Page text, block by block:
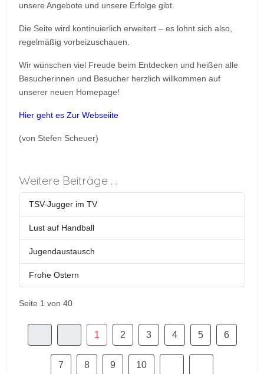
unsere Angebote und unsere Erfolge gibt.
Die Seite wird kontinuierlich erweitert – es lohnt sich also,
regelmäßig vorbeizuschauen.
Wir wünschen viel Freude beim Entdecken und heißen alle
Besucherinnen und Besucher herzlich willkommen auf
unserer neuen Homepage!
Hier geht es Zur Webseiite
(von Stefen Scheuer)
Weitere Beiträge …
TSV-Jugger im TV
Lust auf Handball
Jugendaustausch
Frohe Ostern
Seite 1 von 40
1 2 3 4 5 6
7 8 9 10